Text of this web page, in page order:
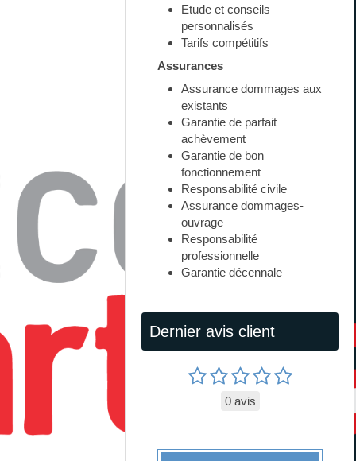
Etude et conseils
personnalisés
Tarifs compétitifs
Assurances
Assurance dommages aux
existants
Garantie de parfait
achèvement
Garantie de bon
fonctionnement
Responsabilité civile
Assurance dommages-
ouvrage
Responsabilité
professionnelle
Garantie décennale
Dernier avis client
0 avis